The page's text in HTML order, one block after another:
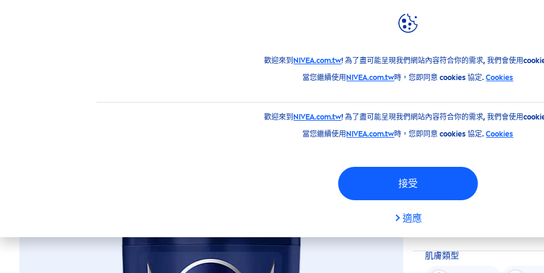
歡迎來到 NIVEA.com.tw! 為了盡可能呈現我們網站內容符合你的需求, 我們會使用
當您繼續使用 NIVEA.com.tw時，您即同意 cookies 協定.Cookies
歡迎來到 NIVEA.com.tw! 為了盡可能呈現我們網站內容符合你的需求, 我們會使用
當您繼續使用 NIVEA.com.tw時，您即同意 cookies 協定.Cookies
接受
適應
妮維雅男士止汗爽身乳膏 乾適活
長效止汗、極速乾爽效
肌膚類型